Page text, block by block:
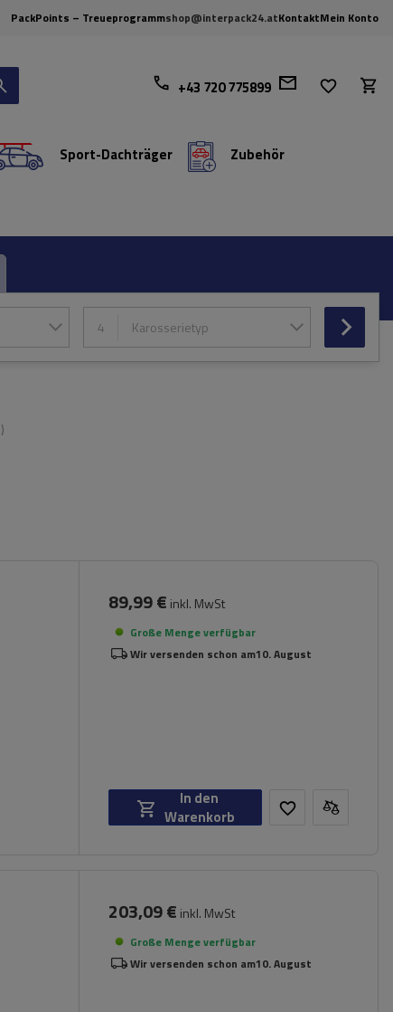
PackPoints – Treueprogrammshop@interpack24.atKontaktMein Konto
+43 720 775899
Sport-Dachträger Zubehör
4 Karosserietyp
)
89,99 € inkl. MwSt
Große Menge verfügbar
Wir versenden schon am10. August
In den
Warenkorb
203,09 € inkl. MwSt
Große Menge verfügbar
Wir versenden schon am10. August